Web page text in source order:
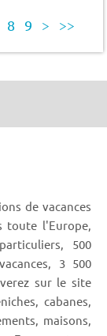
8 9 > >>
de vacances
toute l'Europe,
500
3 500
sur le site
cabanes,
maisons,